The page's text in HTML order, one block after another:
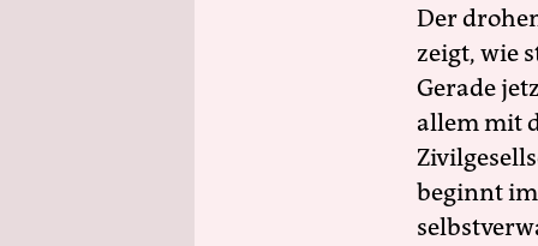
Der
zeigt, wie
Gerade
allem mit
beginnt